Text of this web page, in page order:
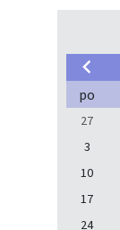
po
27
3
10
17
24